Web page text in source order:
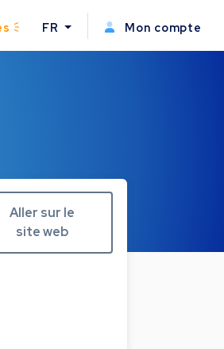
FR Mon compte
Aller sur le
site web